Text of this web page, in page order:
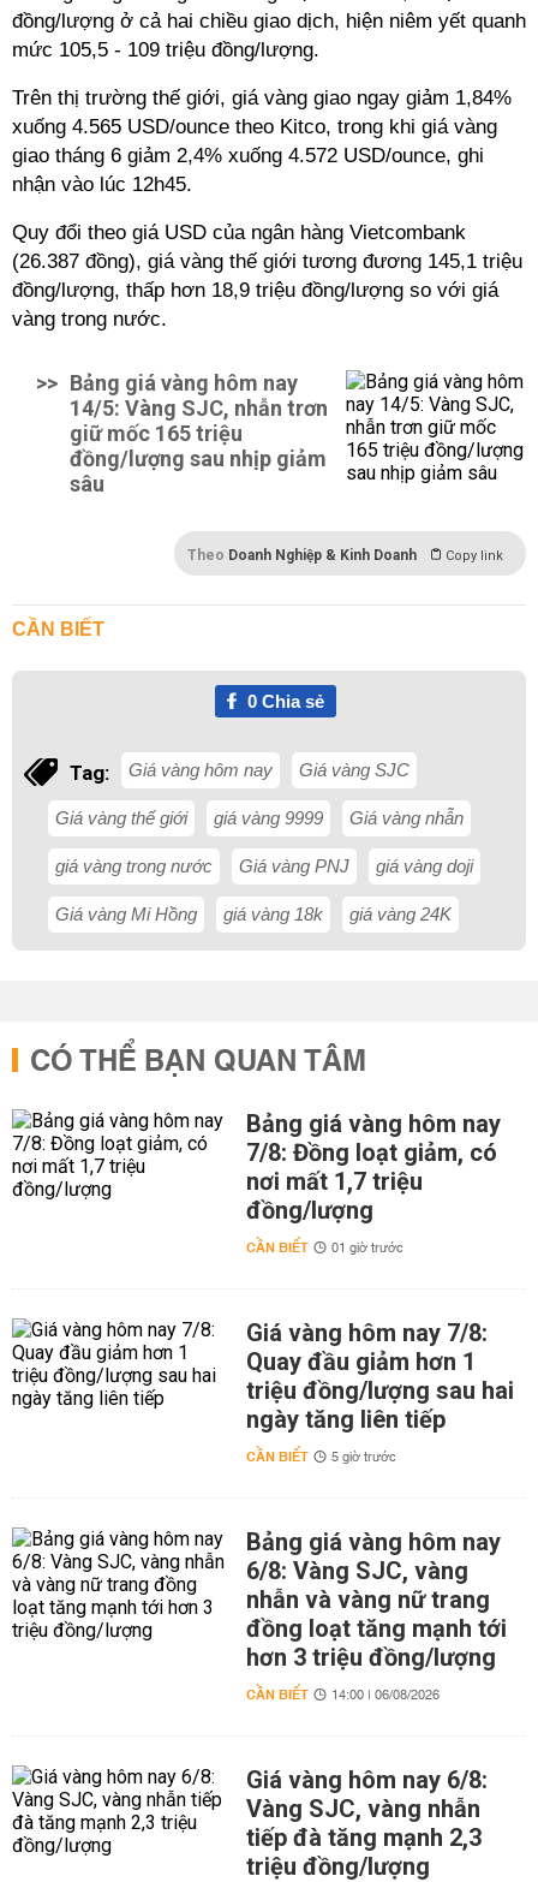
đồng/lượng ở cả hai chiều giao dịch, hiện niêm yết quanh
mức 105,5 - 109 triệu đồng/lượng.
Trên thị trường thế giới, giá vàng giao ngay giảm 1,84%
xuống 4.565 USD/ounce theo Kitco, trong khi giá vàng
giao tháng 6 giảm 2,4% xuống 4.572 USD/ounce, ghi
nhận vào lúc 12h45.
Quy đổi theo giá USD của ngân hàng Vietcombank
(26.387 đồng), giá vàng thế giới tương đương 145,1 triệu
đồng/lượng, thấp hơn 18,9 triệu đồng/lượng so với giá
vàng trong nước.
>> Bảng giá vàng hôm nay
14/5: Vàng SJC, nhẫn trơn
giữ mốc 165 triệu
đồng/lượng sau nhịp giảm
sâu
Theo Doanh Nghiệp & Kinh Doanh Copy link
CẦN BIẾT
0Chia sẻ
Tag: Giá vàng hôm nay Giá vàng SJC
Giá vàng thế giới giá vàng 9999 Giá vàng nhẫn
giá vàng trong nước Giá vàng PNJ giá vàng doji
Giá vàng Mi Hồng giá vàng 18k giá vàng 24K
CÓ THỂ BẠN QUAN TÂM
Bảng giá vàng hôm nay
7/8: Đồng loạt giảm, có
nơi mất 1,7 triệu
đồng/lượng
CẦN BIẾT 01 giờ trước
Giá vàng hôm nay 7/8:
Quay đầu giảm hơn 1
triệu đồng/lượng sau hai
ngày tăng liên tiếp
CẦN BIẾT 5 giờ trước
Bảng giá vàng hôm nay
6/8: Vàng SJC, vàng
nhẫn và vàng nữ trang
đồng loạt tăng mạnh tới
hơn 3 triệu đồng/lượng
CẦN BIẾT 14:00 | 06/08/2026
Giá vàng hôm nay 6/8:
Vàng SJC, vàng nhẫn
tiếp đà tăng mạnh 2,3
triệu đồng/lượng